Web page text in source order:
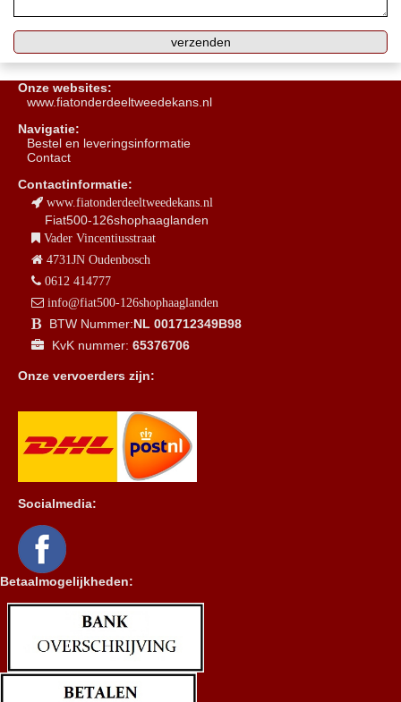
Onze websites:
www.fiatonderdeeltweedekans.nl
Navigatie:
Bestel en leveringsinformatie
Contact
Contactinformatie:
www.fiatonderdeeltweedekans.nl
Fiat500-126shophaaglanden
Vader Vincentiusstraat
4731JN Oudenbosch
0612 414777
info@fiat500-126shophaaglanden
BTW Nummer:NL 001712349B98
KvK nummer: 65376706
Onze vervoerders zijn:
Socialmedia:
Betaalmogelijkheden: